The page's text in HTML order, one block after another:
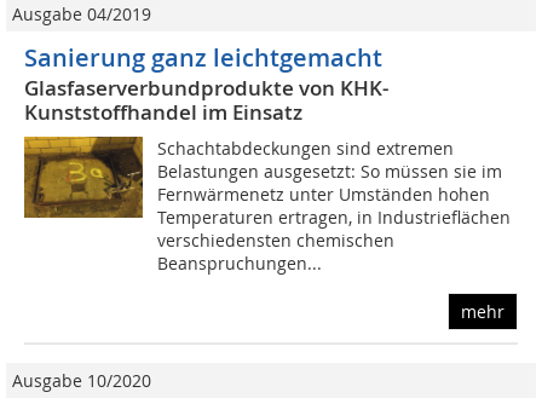
Ausgabe 04/2019
Sanierung ganz leichtgemacht
Glasfaserverbundprodukte von KHK-
Kunststoffhandel im Einsatz
Schachtabdeckungen sind extremen
Belastungen ausgesetzt: So müssen sie im
Fernwärmenetz unter Umständen hohen
Temperaturen ertragen, in Industrieflächen
verschiedensten chemischen
Beanspruchungen...
mehr
Ausgabe 10/2020